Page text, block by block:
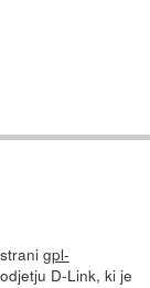
gpl-
D-Link, ki je